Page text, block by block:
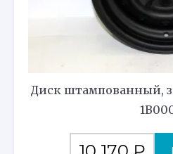
Диск штампованный,